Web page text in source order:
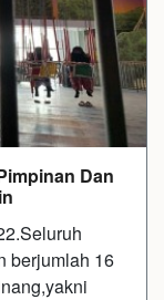
Dan
berjumlah 16